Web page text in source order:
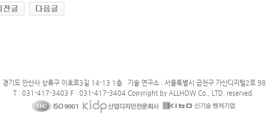
기도 안산사 상록구 이호로3길 14-13 1층 기술 연구소 : 서울특별시 금천구 가산디지털2로
T : 031-417-3403 F : 031-417-3404 Copyright by ALLHOW Co., LTD. reserved.